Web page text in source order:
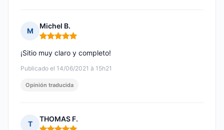
M
Michel B.
Nota: 5 de 5
Publicado el 14/06/2021 à 15h21
¡Sitio muy claro y completo!
Opinión traducida
T
THOMAS F.